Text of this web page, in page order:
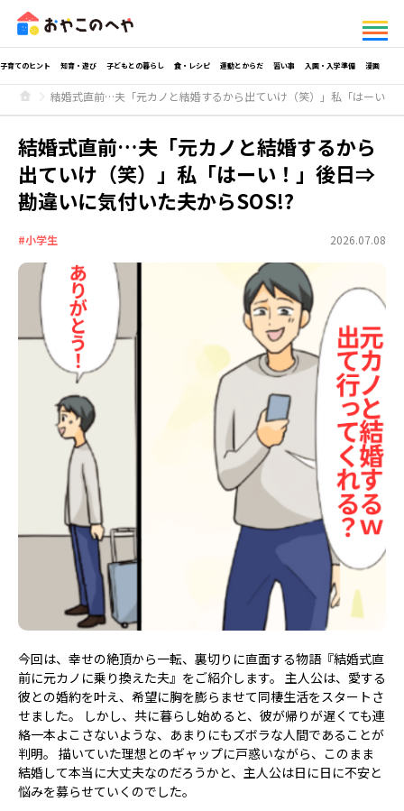
子育てのヒント 知育・遊び 子どもとの暮らし 食・レシピ 運動とからだ 習い事 入園・入学準備 漫画
結婚式直前…夫「元カノと結婚するから出ていけ（笑）」私「はーい！
結婚式直前…夫「元カノと結婚するから
出ていけ（笑）」私「はーい！」後日⇒
勘違いに気付いた夫からSOS!?
#小学生 2026.07.08
今回は、幸せの絶頂から一転、裏切りに直面する物語『結婚式直
前に元カノに乗り換えた夫』をご紹介します。 主人公は、愛する
彼との婚約を叶え、希望に胸を膨らませて同棲生活をスタートさ
せました。 しかし、共に暮らし始めると、彼が帰りが遅くても連
絡一本よこさないような、あまりにもズボラな人間であることが
判明。 描いていた理想とのギャップに戸惑いながら、このまま
結婚して本当に大丈夫なのだろうかと、主人公は日に日に不安と
悩みを募らせていくのでした。